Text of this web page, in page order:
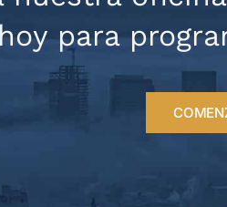
para